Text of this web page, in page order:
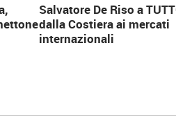
Salvatore De Riso a
dalla Costiera ai mercati
internazionali